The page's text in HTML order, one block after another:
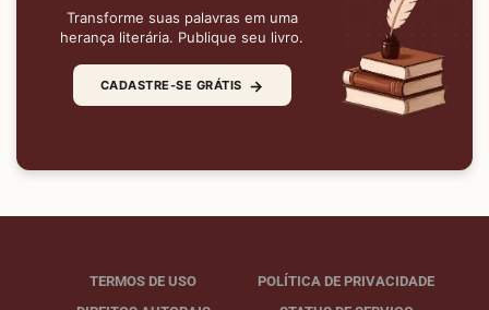
Transforme suas palavras em uma
herança literária. Publique seu livro.
CADASTRE-SE GRÁTIS →
TERMOS DE USO
POLÍTICA DE PRIVACIDADE